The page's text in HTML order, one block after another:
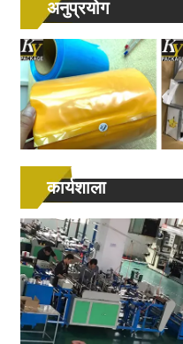
अनुप्रयोग
कार्यशाला